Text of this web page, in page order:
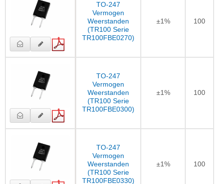
TO-247
Vermogen
Weerstanden
(TR100 Serie
TR100FBE0270)
±1% 100
TO-247
Vermogen
Weerstanden
(TR100 Serie
TR100FBE0300)
±1% 100
TO-247
Vermogen
Weerstanden
(TR100 Serie
TR100FBE0330)
±1% 100